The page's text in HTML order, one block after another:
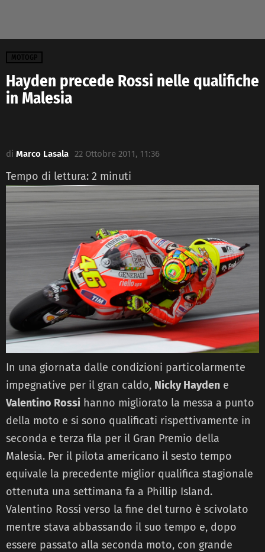
MOTOGP
Hayden precede Rossi nelle qualifiche
in Malesia
di Marco Lasala 22 Ottobre 2011, 11:36
Tempo di lettura: 2 minuti
In una giornata dalle condizioni particolarmente
impegnative per il gran caldo, Nicky Hayden e
Valentino Rossi hanno migliorato la messa a punto
della moto e si sono qualificati rispettivamente in
seconda e terza fila per il Gran Premio della
Malesia. Per il pilota americano il sesto tempo
equivale la precedente miglior qualifica stagionale
ottenuta una settimana fa a Phillip Island.
Valentino Rossi verso la fine del turno è scivolato
mentre stava abbassando il suo tempo e, dopo
essere passato alla seconda moto, con grande